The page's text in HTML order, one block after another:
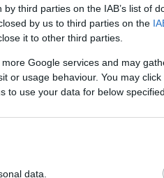
third parties on the IAB’s list of
by us to third parties on the
it to other third parties.
Google services and may
or usage behaviour. You may
to use your data for below
data.
a mezőny nem úszta
akadtak össze
még Antonio
mennie a bokszba
nyert, miután
A német ezután Jake